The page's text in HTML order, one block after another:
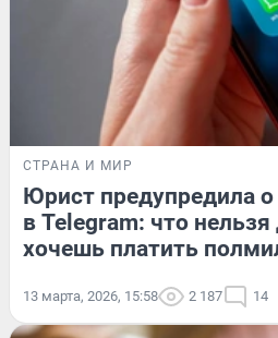
СТРАНА И МИР
Юрист предупредила
в Telegram: что нельзя
хочешь платить
13 марта, 2026, 15:58 2 187 14